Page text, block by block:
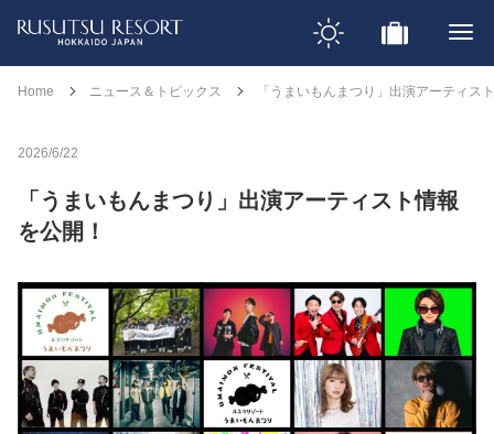
Home ニュース＆トピックス 「うまいもんまつり」出演アーティス
2026/6/22
「うまいもんまつり」出演アーティスト情報
を公開！